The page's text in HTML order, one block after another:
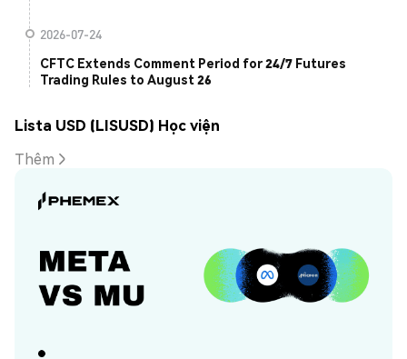
2026-07-24
CFTC Extends Comment Period for 24/7 Futures
Trading Rules to August 26
Lista USD (LISUSD) Học viện
Thêm